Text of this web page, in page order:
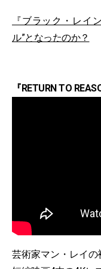
『ブラック・レイ
ル”となったのか？
『RETURN TO
芸術家マン・レイの